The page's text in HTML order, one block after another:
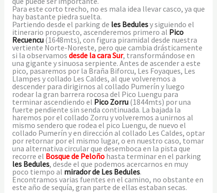
Para este corto trecho, no es mala idea llevar casco, ya que
hay bastante piedra suelta.
Partiendo desde el parking de les Bedulesy siguiendo el
itinerario propuesto, ascenderemos primero al Pico
Recuencu(1648mts), con figura piramidal desde nuestra
vertiente Norte-Noreste, pero que cambia drásticamente
si la observamos desde la cara Sur, transformándose en
una gigante y sinuosa serpiente. Antes de ascender a este
pico, pasaremos por la Braña Biforcu, Les Foyaques, Les
Llampes y collado Les Caldes, al que volveremos a
descender para dirigirnos al collado Pumerín y luego
rodear la gran barrera rocosa del Pico Luengu para
terminar ascendiendo el Pico Zorru(1844mts) por una
fuerte pendiente sin senda continuada. La bajada la
haremos por el collado Zorru y volveremos a unirnos al
mismo sendero que rodea el pico Luengu, de nuevo el
collado Pumerín y en dirección al collado Les Caldes, optar
por retornar por el mismo lugar, o en nuestro caso, tomar
una alternativa circular que desemboca en la pista que
recorre el Bosque de Peloñohasta terminar en el parking
les Bedules, desde el que podemos acercarnos en muy
poco tiempo al mirador de Les Bedules.
Encontramos varias fuentes en el camino, no obstante en
este año de sequía, gran parte de ellas estaban secas.